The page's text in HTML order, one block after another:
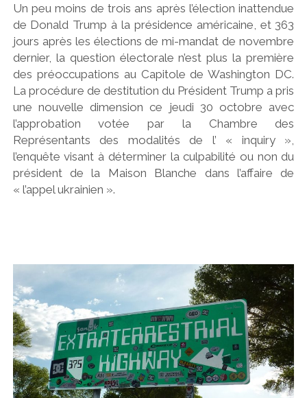
Un peu moins de trois ans après l’élection inattendue
de Donald Trump à la présidence américaine, et 363
jours après les élections de mi-mandat de novembre
dernier, la question électorale n’est plus la première
des préoccupations au Capitole de Washington DC.
La procédure de destitution du Président Trump a pris
une nouvelle dimension ce jeudi 30 octobre avec
l’approbation votée par la Chambre des
Représentants des modalités de l’ « inquiry »,
l’enquête visant à déterminer la culpabilité ou non du
président de la Maison Blanche dans l’affaire de
« l’appel ukrainien ».